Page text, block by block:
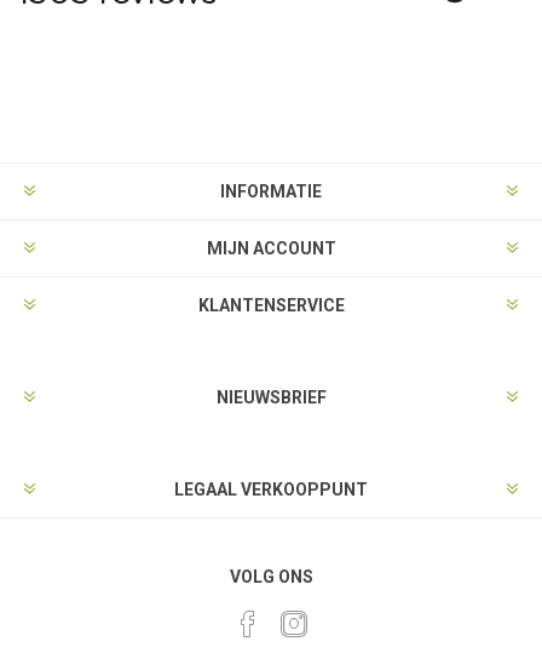
INFORMATIE
MIJN ACCOUNT
KLANTENSERVICE
NIEUWSBRIEF
LEGAAL VERKOOPPUNT
VOLG ONS